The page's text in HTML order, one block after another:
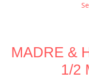
MADRE &
1/2
&